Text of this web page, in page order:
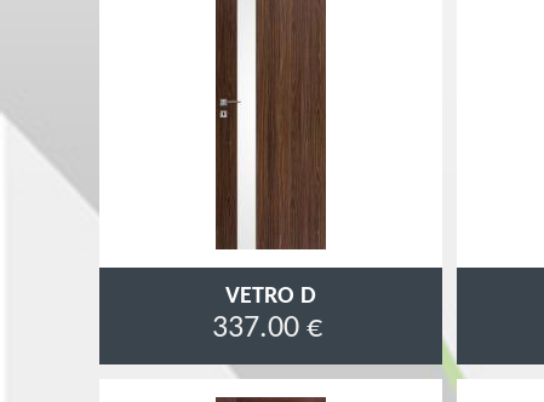
VETRO D
337.00 €